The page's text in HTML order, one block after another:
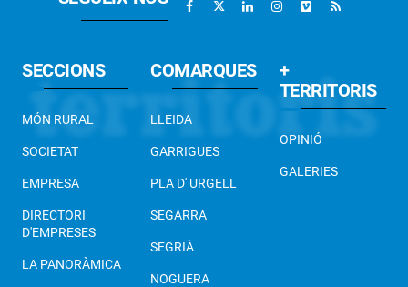
SECCIONS
MÓN RURAL
SOCIETAT
EMPRESA
DIRECTORI
D'EMPRESES
LA PANORÀMICA
COMARQUES
LLEIDA
GARRIGUES
PLA D' URGELL
SEGARRA
SEGRIÀ
NOGUERA
+
TERRITORIS
OPINIÓ
GALERIES